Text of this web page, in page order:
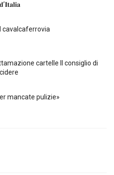
cavalcaferrovia
cartelle Il consiglio di
mancate pulizie»